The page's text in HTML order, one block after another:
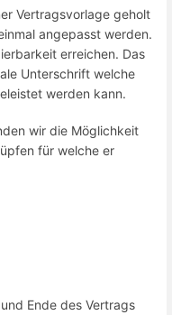
Vertragsvorlage geholt
angepasst werden.
erreichen. Das
Unterschrift welche
werden kann.
wir die Möglichkeit
für welche er
Ende des Vertrags